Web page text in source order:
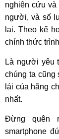
nghiên cứu và
người, và số
lai. Theo kế
chính thức
Là người yêu
chúng ta
lái cúa hãng
nhất.
Đừng quên
smartphone